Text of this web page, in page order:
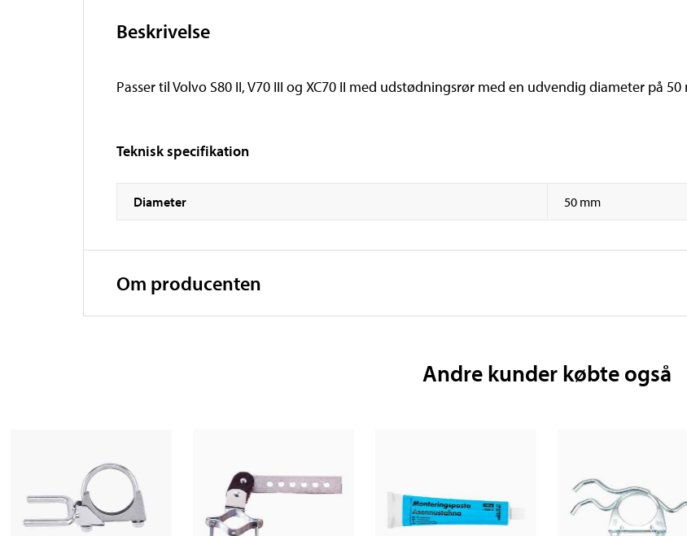
Beskrivelse
Passer til Volvo S80 II, V70 III og XC70 II med udstødningsrør med en udvendig diameter på 50
Teknisk specifikation
Diameter 50 mm
Om producenten
Andre kunder købte også